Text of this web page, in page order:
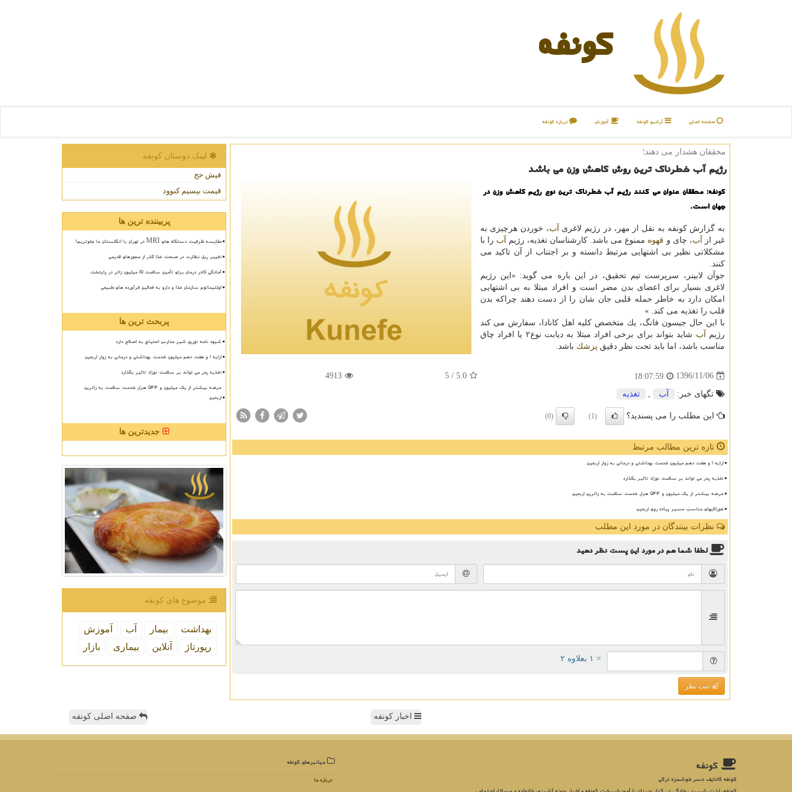
كونفه
صفحه اصلی آرشیو كونفه آموزش درباره كونفه
محققان هشدار می دهند؛
رژیم آب خطرناك ترین روش كاهش وزن می باشد
كونفه: محققان عنوان می كنند رژیم آب خطرناك ترین نوع رژیم كاهش وزن در
جهان است.
به گزارش كونفه به نقل از مهر، در رژیم لاغری آب، خوردن هرچیزی به
غیر از
آب، چای و قهوه ممنوع می باشد. كارشناسان تغذیه، رژیم آب را با
مشكلاتی نظیر بی اشتهایی مرتبط دانسته و بر اجتناب از آن تاكید می
كنند.
جوآن لابینر، سرپرست تیم تحقیق، در این باره می گوید: «این رژیم
لاغری بسیار برای اعضای بدن مضر است و افراد مبتلا به بی اشتهایی
امكان دارد به خاطر حمله قلبی جان شان را از دست دهند چراكه بدن
قلب را تغذیه می كند. »
با این حال جیسون فانگ، یك متخصص كلیه اهل كانادا، سفارش می كند
رژیم
آب
شاید بتواند برای برخی افراد مبتلا به دیابت نوع۲ یا افراد چاق
مناسب باشد، اما باید تحت نظر دقیق پزشك باشد.
1396/11/06
18:07:59
5.0
/ 5
4913
تگهای خبر: آب تغذیه
این مطلب را می پسندید؟ (1)
(0)
تازه ترین مطالب مرتبط
ارایه ۱ و هفت دهم میلیون خدمت بهداشتی و درمانی به زوار اربعین
تغذیه پدر می تواند بر سلامت نوزاد تاثیر بگذارد
عرضه بیشتر از یک میلیون و ۵۴۴ هزار خدمت سلامت به زائرین اربعین
خوراکیهای مناسب مسیر پیاده روی اربعین
نظرات بینندگان در مورد این مطلب
لطفا شما همدر مورد این پستنظر دهید
= ۱ بعلاوه ۲
ثبت نظر
لینک دوستان كونفه
فیش حج
قیمت بیسیم کنوود
پربیننده ترین ها
مقایسه ظرفیت دستگاه های MRI در تهران با انگلستان ما جلوتریم!
تغییر ریل نظارت در صنعت غذا گذر از مجوزهای قدیمی
آمادگی کادر درمان برای تأمین سلامت 15 میلیون زائر در پایتخت
اولتیماتوم سازمان غذا و دارو به فعالین فرآورده های طبیعی
پربحث ترین ها
شیوه نامه توزیع شیر مدارس احتیاج به اصلاح دارد
ارایه ۱ و هفت دهم میلیون خدمت بهداشتی و درمانی به زوار اربعین
تغذیه پدر می تواند بر سلامت نوزاد تاثیر بگذارد
عرضه بیشتر از یک میلیون و ۵۴۴ هزار خدمت سلامت به زائرین
اربعین
جدیدترین ها
موضوع های كونفه
بهداشت بیمار آب
آموزش
رپورتاژ
آنلاین بیماری بازار
اخبار کونفه صفحه اصلی کونفه
كونفه
کونفه کادایف دسر خوشمزه ترکی
میانبرهای كونفه
درباره ما